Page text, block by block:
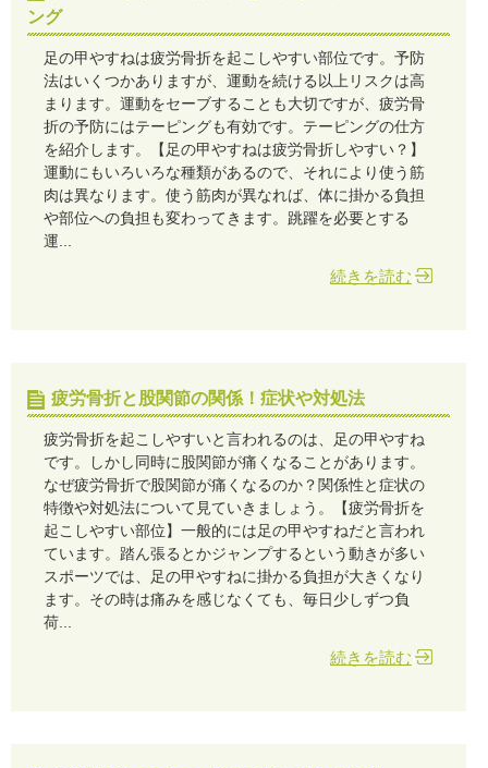
ング
足の甲やすねは疲労骨折を起こしやすい部位です。予防
法はいくつかありますが、運動を続ける以上リスクは高
まります。運動をセーブすることも大切ですが、疲労骨
折の予防にはテーピングも有効です。テーピングの仕方
を紹介します。【足の甲やすねは疲労骨折しやすい？】
運動にもいろいろな種類があるので、それにより使う筋
肉は異なります。使う筋肉が異なれば、体に掛かる負担
や部位への負担も変わってきます。跳躍を必要とする
運...
続きを読む
疲労骨折と股関節の関係！症状や対処法
疲労骨折を起こしやすいと言われるのは、足の甲やすね
です。しかし同時に股関節が痛くなることがあります。
なぜ疲労骨折で股関節が痛くなるのか？関係性と症状の
特徴や対処法について見ていきましょう。【疲労骨折を
起こしやすい部位】一般的には足の甲やすねだと言われ
ています。踏ん張るとかジャンプするという動きが多い
スポーツでは、足の甲やすねに掛かる負担が大きくなり
ます。その時は痛みを感じなくても、毎日少しずつ負
荷...
続きを読む